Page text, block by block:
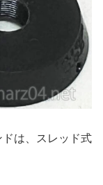
は、スレッド式